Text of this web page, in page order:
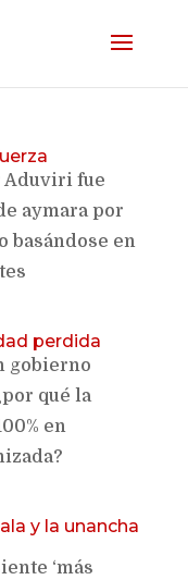
Aduviri fue
aymara por
basándose en
perdida
gobierno
qué la
en
y la unancha
‘más